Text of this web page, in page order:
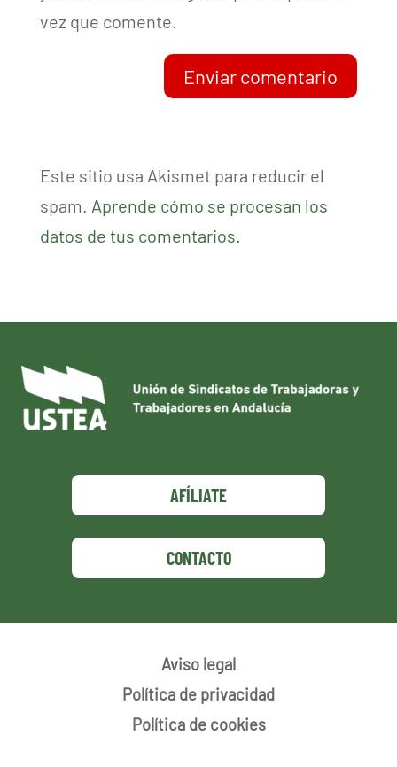
vez que comente.
Enviar comentario
Este sitio usa Akismet para reducir el
spam. Aprende cómo se procesan los
datos de tus comentarios.
AFÍLIATE
CONTACTO
Aviso legal
Política de privacidad
Política de cookies